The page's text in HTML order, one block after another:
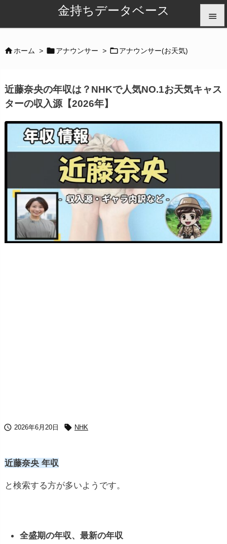
金持ちデータベース 


ホーム > アナウンサー > アナウンサー(お天気)
近藤奈央の年収は？NHKで人気NO.1お天気キャス
ターの収入源【2026年】
 2026年6月20日  NHK
近藤奈央 年収
と検索する方が多いようです。
全盛期の年収、最新の年収